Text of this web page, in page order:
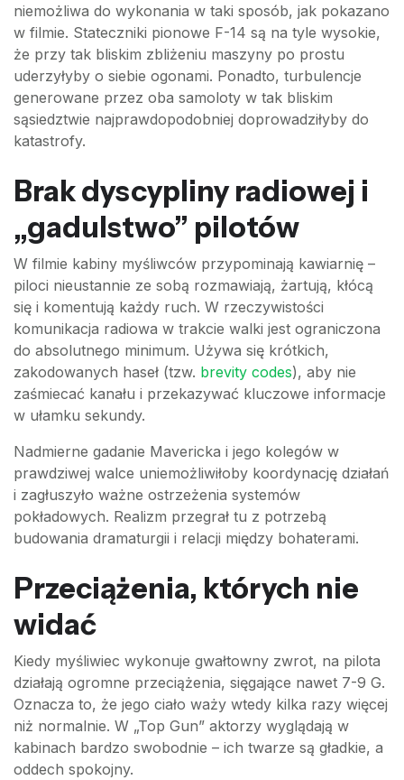
niemożliwa do wykonania w taki sposób, jak pokazano
w filmie. Stateczniki pionowe F-14 są na tyle wysokie,
że przy tak bliskim zbliżeniu maszyny po prostu
uderzyłyby o siebie ogonami. Ponadto, turbulencje
generowane przez oba samoloty w tak bliskim
sąsiedztwie najprawdopodobniej doprowadziłyby do
katastrofy.
Brak dyscypliny radiowej i
„gadulstwo” pilotów
W filmie kabiny myśliwców przypominają kawiarnię –
piloci nieustannie ze sobą rozmawiają, żartują, kłócą
się i komentują każdy ruch. W rzeczywistości
komunikacja radiowa w trakcie walki jest ograniczona
do absolutnego minimum. Używa się krótkich,
zakodowanych haseł (tzw. brevity codes), aby nie
zaśmiecać kanału i przekazywać kluczowe informacje
w ułamku sekundy.
Nadmierne gadanie Mavericka i jego kolegów w
prawdziwej walce uniemożliwiłoby koordynację działań
i zagłuszyło ważne ostrzeżenia systemów
pokładowych. Realizm przegrał tu z potrzebą
budowania dramaturgii i relacji między bohaterami.
Przeciążenia, których nie
widać
Kiedy myśliwiec wykonuje gwałtowny zwrot, na pilota
działają ogromne przeciążenia, sięgające nawet 7-9 G.
Oznacza to, że jego ciało waży wtedy kilka razy więcej
niż normalnie. W „Top Gun” aktorzy wyglądają w
kabinach bardzo swobodnie – ich twarze są gładkie, a
oddech spokojny.